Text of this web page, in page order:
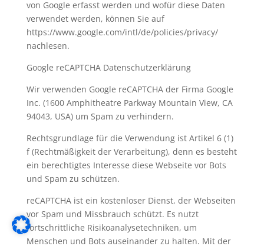
von Google erfasst werden und wofür diese Daten
verwendet werden, können Sie auf
https://www.google.com/intl/de/policies/privacy/
nachlesen.
Google reCAPTCHA Datenschutzerklärung
Wir verwenden Google reCAPTCHA der Firma Google
Inc. (1600 Amphitheatre Parkway Mountain View, CA
94043, USA) um Spam zu verhindern.
Rechtsgrundlage für die Verwendung ist Artikel 6 (1)
f (Rechtmäßigkeit der Verarbeitung), denn es besteht
ein berechtigtes Interesse diese Webseite vor Bots
und Spam zu schützen.
reCAPTCHA ist ein kostenloser Dienst, der Webseiten
vor Spam und Missbrauch schützt. Es nutzt
fortschrittliche Risikoanalysetechniken, um
Menschen und Bots auseinander zu halten. Mit der